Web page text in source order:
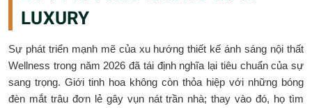
LUXURY
Sự phát triển mạnh mẽ của xu hướng thiết kế ánh sáng nội thất
Wellness trong năm 2026 đã tái định nghĩa lại tiêu chuẩn của sự
sang trọng. Giới tinh hoa không còn thỏa hiệp với những bóng
đèn mắt trâu đơn lẻ gây vụn nát trần nhà; thay vào đó, họ tìm